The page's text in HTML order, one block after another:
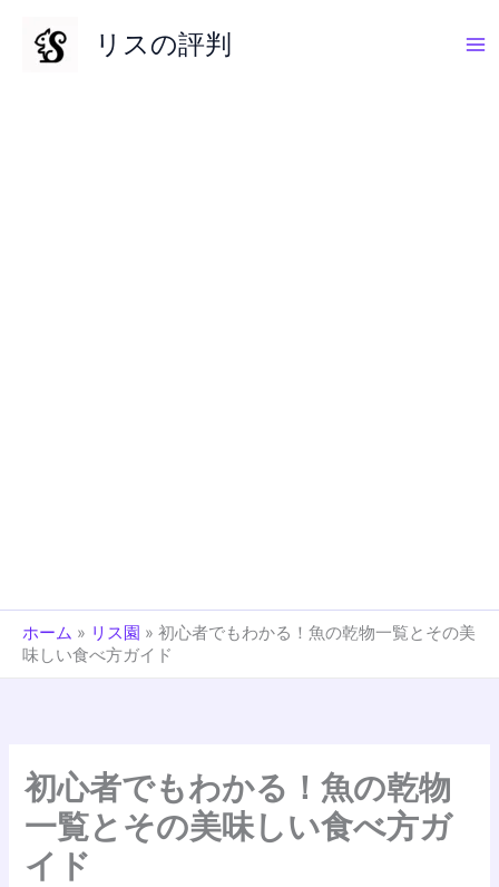
リスの評判
ホーム » リス園 » 初心者でもわかる！魚の乾物一覧とその美
味しい食べ方ガイド
初心者でもわかる！魚の乾物
一覧とその美味しい食べ方ガ
イド